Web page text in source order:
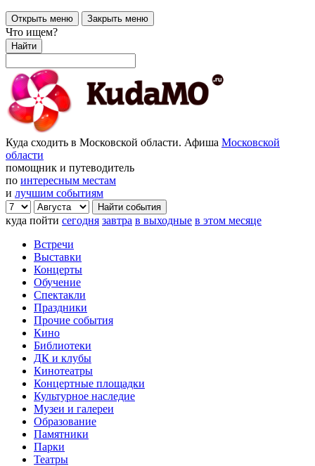
Открыть меню Закрыть меню
Что ищем?
Найти
Куда сходить в Московской области. Афиша Московской
области
помощник и путеводитель
по интересным местам
и лучшим событиям
куда пойти сегодня завтра в выходные в этом месяце
Встречи
Выставки
Концерты
Обучение
Спектакли
Праздники
Прочие события
Кино
Библиотеки
ДК и клубы
Кинотеатры
Концертные площадки
Культурное наследие
Музеи и галереи
Образование
Памятники
Парки
Театры